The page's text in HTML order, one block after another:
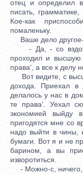
отец и определил
писать,
Кое-как
помаленьку.
Ваше дело другое-
- Да, - со
проходил и высшую
права', а все к делу
Вот видите, с
дохода. Приехал в
делалось у нас в
те права'. Уехал
экономией выйду
пригодятся мне со
надо выйти в чины,
бумаги. Вот я и не
барином, а вы
изворотиться.
- Можно-с, ничего,